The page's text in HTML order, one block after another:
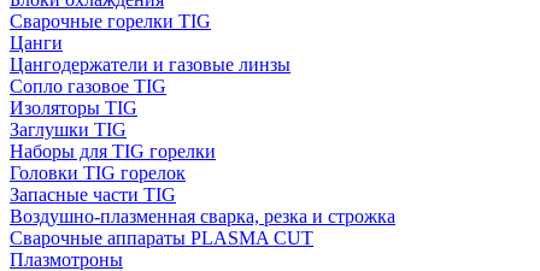
Сварочные горелки TIG
Цанги
Цангодержатели и газовые линзы
Сопло газовое TIG
Изоляторы TIG
Заглушки TIG
Наборы для TIG горелки
Головки TIG горелок
Запасные части TIG
Воздушно-плазменная сварка, резка и строжка
Сварочные аппараты PLASMA CUT
Плазмотроны